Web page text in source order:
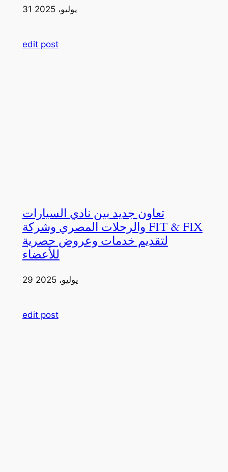
31 يوليو، 2025
edit post
تعاون جديد بين نادي السيارات
والرحلات المصري وشركة FIT & FIX
لتقديم خدمات وعروض حصرية
للأعضاء
29 يوليو، 2025
edit post